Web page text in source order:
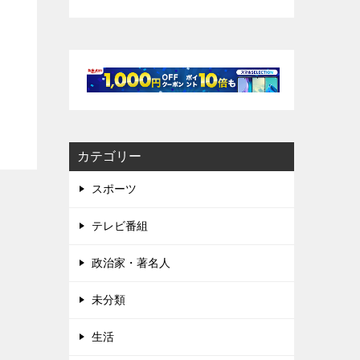
カテゴリー
スポーツ
テレビ番組
政治家・著名人
未分類
生活